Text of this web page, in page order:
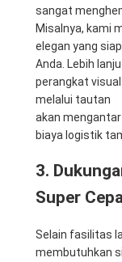
sangat
Misalnya, kami
elegan yang
Anda. Lebih
perangkat
melalui tautan
akan
biaya logistik
3.
Super
Selain fasilitas
membutuhkan